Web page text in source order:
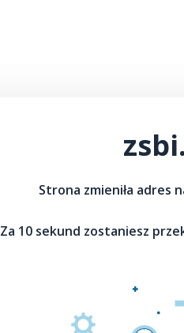
Strona zmieniła adres
Za 10 sekund zostaniesz